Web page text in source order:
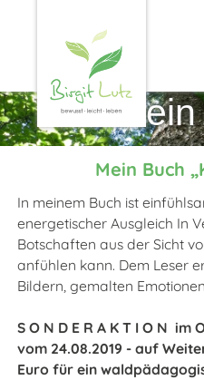
Mein Buch
In meinem Buch ist
energetischer Ausgleich In
Botschaften aus der Sicht
anfühlen kann. Dem Leser
Bildern, gemalten
S O N D E R A K T I O N im
vom 24.08.2019 - auf
Euro für ein